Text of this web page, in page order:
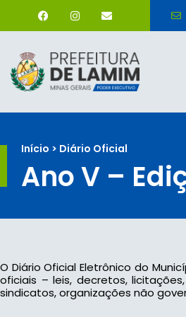
Início > Diário Oficial
Ano V –
O Diário Oficial Eletrônico do
oficiais – leis, decretos,
sindicatos, organizações não